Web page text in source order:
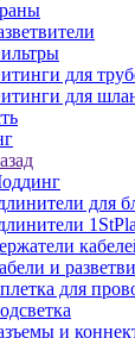
для
для
для
и
для
и